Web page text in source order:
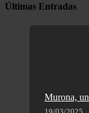
Últimas Entradas
Murona,